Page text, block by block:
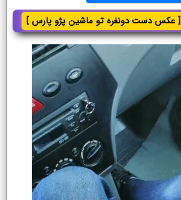
[ عکس دست دونفره تو ماشین پژو پارس ]